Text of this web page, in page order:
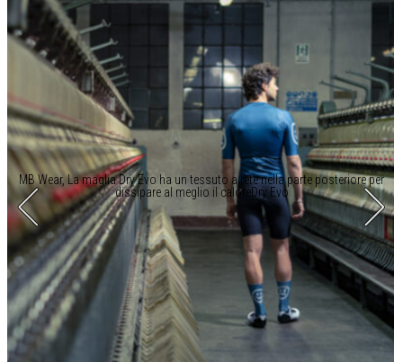
MB Wear, La maglia Dry Evo ha un tessuto a rete nella parte posteriore per
dissipare al meglio il caloreDry Evo